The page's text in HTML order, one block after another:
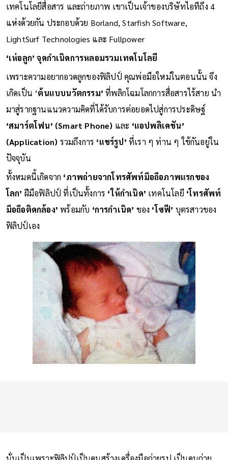
เทคโนโลยีสื่อสาร และถ่ายภาพ เขาเป็นเจ้าของบริษัทไอทีถึง 4
แห่งด้วยกัน ประกอบด้วย Borland, Starfish Software,
LightSurf Technologies และ Fullpower
‘เห่อลูก’ จุดกำเนิดการหลอมรวมเทคโนโลยี
เพราะความอยากอวดลูกของฟิลิปป์ คุณพ่อมือใหม่ในตอนนั้น จึง
เกิดเป็น ‘ต้นแบบนวัตกรรม’ที่พลิกโฉมโลกการสื่อสารไร้สาย นำ
มาสู่รากฐานแนวความคิดที่ได้รับการต่อยอดไปสู่การประดิษฐ์
‘สมาร์ตโฟน’ (Smart Phone) และ ‘แอปพลิเคชัน’
(Application) รวมถึงการ ‘แชร์รูป’ ที่เรา ๆ ท่าน ๆ ใช้กันอยู่ใน
ปัจจุบัน
ทั้งหมดนี้เกิดจาก ‘ภาพถ่ายจากโทรศัพท์มือถือภาพแรกของ
โลก’ฝีมือฟิลิปป์ ที่เป็นทั้งการ ‘ให้กำเนิด’ เทคโนโลยี‘โทรศัพท์
มือถือติดกล้อง’พร้อมกับ ‘การกำเนิด’ ของ ‘โซฟี’ บุตรสาวของ
ฟิลิปป์เอง